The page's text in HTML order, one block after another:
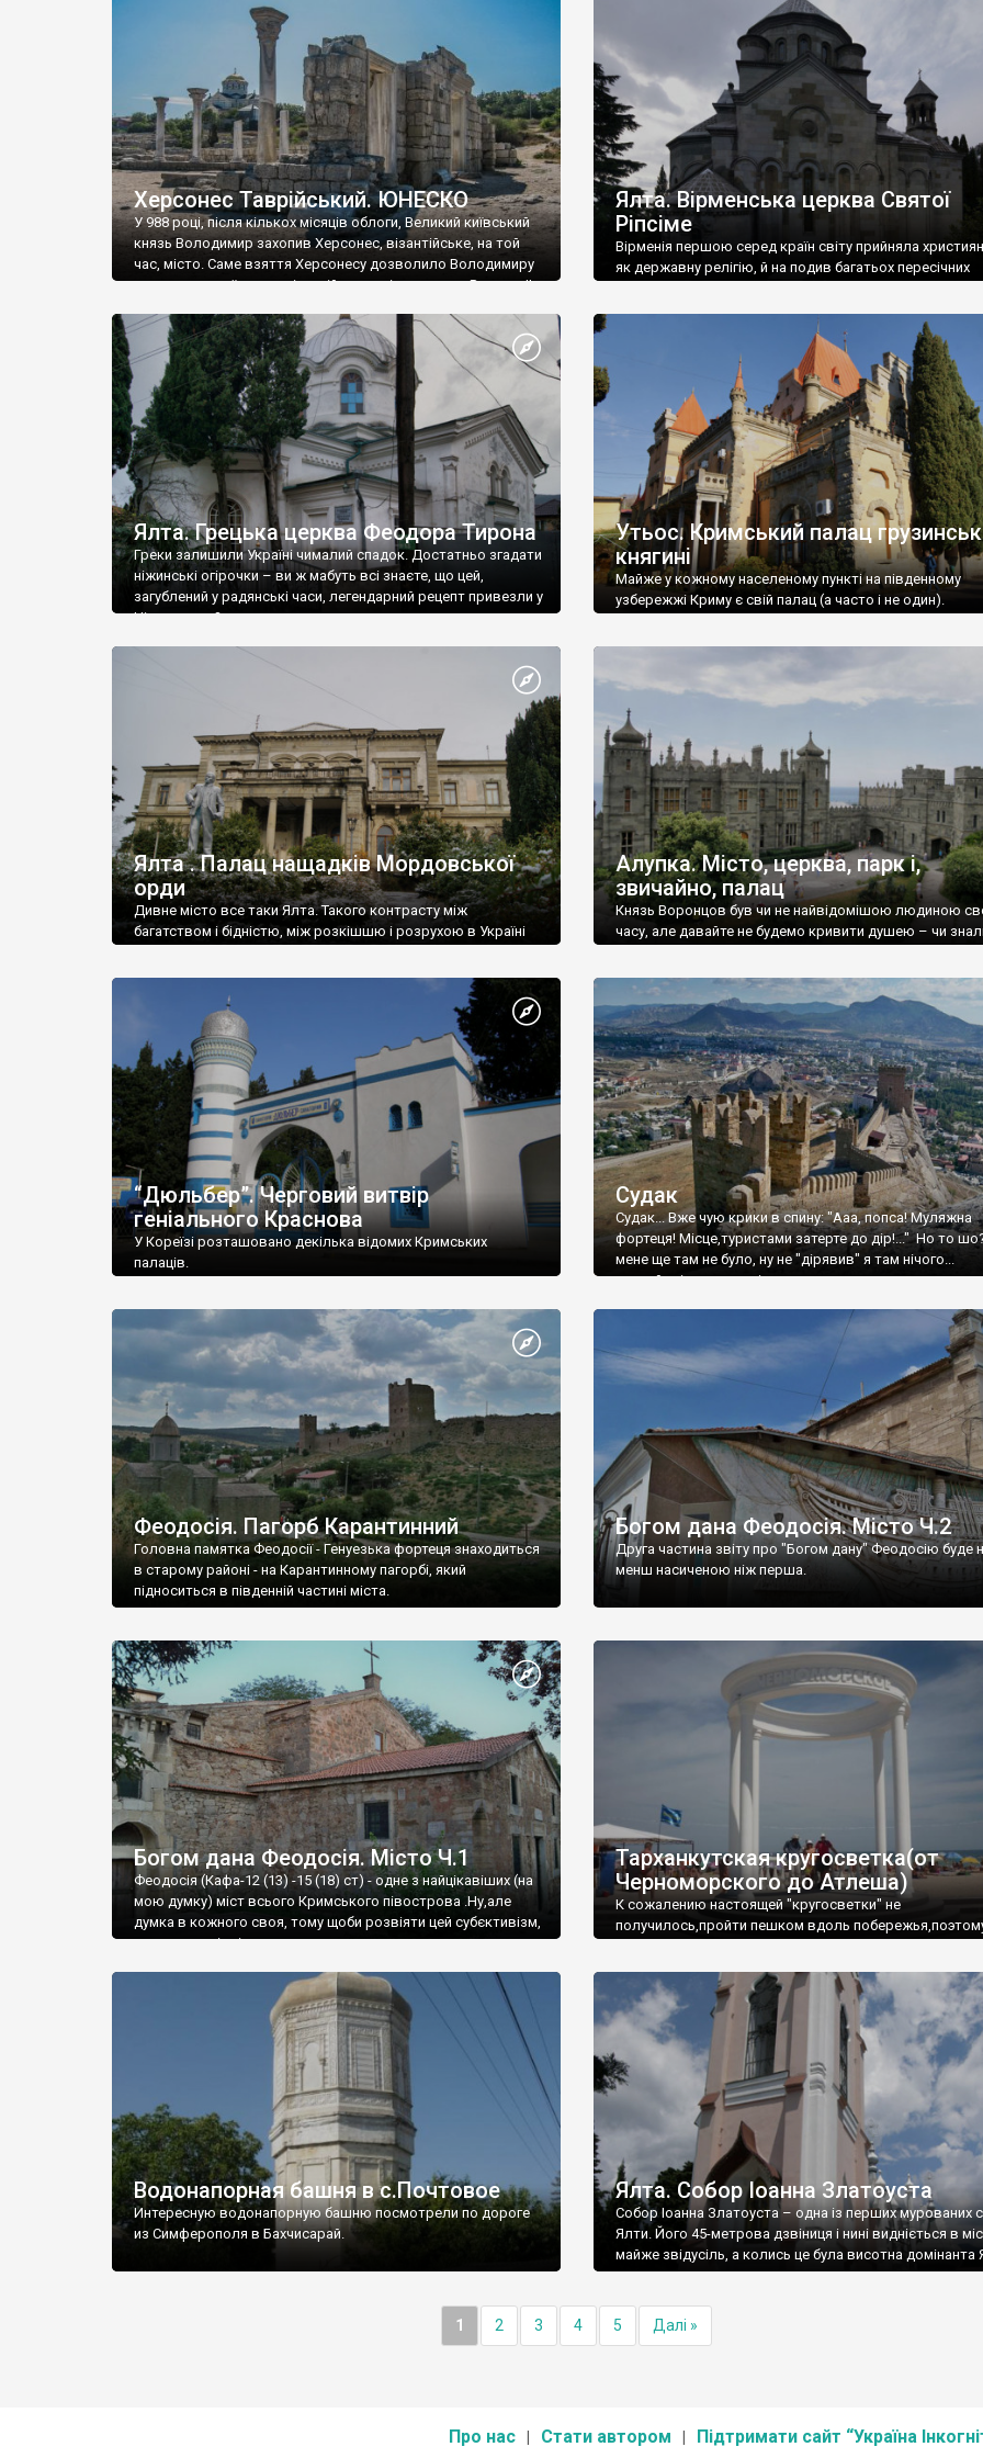
візантійської доби. Раритети викрадені з фондів об’єкту
культурної спадщини ЮНЕСКО «Херсонеса Таврійського».
Офіційно – на виставку «Золото Візантії», але експерти та
влада в Україні вважають це лише […]
називаються «повстяками» (postaki)…” “Вино. Крим
виробляє відмінне вино і його вдосталь: воно все
легке біле і дуже […]
Херсонес Таврійський. ЮНЕСКО
У 988 році, після кількох місяців облоги, Великий київський
князь Володимир захопив Херсонес, візантійське, на той
час, місто. Саме взяття Херсонесу дозволило Володимиру
диктувати свої умови візантійському імператору Василю ІІ,
Херсонесі Володимир-язичник, став Василем-
християнином. А потім було Хрещення Русі. На честь
Херсонесу Таврійського названо місто […]
Ялта. Вірменська церква Святої
Ріпсіме
Вірменія першою серед країн світу прийняла
як державну релігію, й на подив багатьох пересічних
Ялта. Грецька церква Феодора Тирона
Греки залишили Україні чималий спадок. Достатньо згадати
ніжинські огірочки – ви ж мабуть всі знаєте, що цей,
загублений у радянські часи, легендарний рецепт привезли у
Ніжин греки?
Утьос. Кримський палац
княгині
Майже у кожному населеному пункті на південному
узбережжі Криму є свій палац (а часто і не один).
Ялта . Палац нащадків Мордовської
орди
Дивне місто все таки Ялта. Такого контрасту між
багатством і бідністю, між розкішшю і розрухою в Україні
Алупка. Місто, церква, парк і,
звичайно, палац
Князь Воронцов був чи не найвідомішою людиною
часу, але давайте не будемо кривити душею – чи
“Дюльбер”. Черговий витвір
геніального Краснова
У Кореїзі розташовано декілька відомих Кримських
палаців.
Судак
Судак... Вже чую крики в спину: "Ааа, попса! Муляжна
фортеця! Місце,туристами затерте до дір!..." Но то
мене ще там не було, ну не "дірявив" я там нічого...
принаймні до цього літа.
Феодосія. Пагорб Карантинний
Головна памятка Феодосії - Генуезька фортеця знаходиться
в старому районі - на Карантинному пагорбі, який
підноситься в південній частині міста.
Богом дана Феодосія. Місто Ч.2
Друга частина звіту про "Богом дану" Феодосію буде
менш насиченою ніж перша.
Богом дана Феодосія. Місто Ч.1
Феодосія (Кафа-12 (13) -15 (18) ст) - одне з найцікавіших (на
мою думку) міст всього Кримського півострова .Ну,але
думка в кожного своя, тому щоби розвіяти цей субєктивізм,
запрошую відвідати це
Тарханкутская кругосветка(от
Черноморского до Атлеша)
К сожалению настоящей "кругосветки" не
получилось,пройти пешком вдоль
Водонапорная башня в с.Почтовое
Интересную водонапорную башню посмотрели по дороге
из Симферополя в Бахчисарай.
Ялта. Собор Іоанна Златоуста
Собор Іоанна Златоуста – одна із перших мурованих
Ялти. Його 45-метрова дзвіниця і нині видніється в
майже звідусіль, а колись це була висотна домінанта
1 2 3 4 5 Далі »
Про нас Стати автором Підтримати сайт “Україна